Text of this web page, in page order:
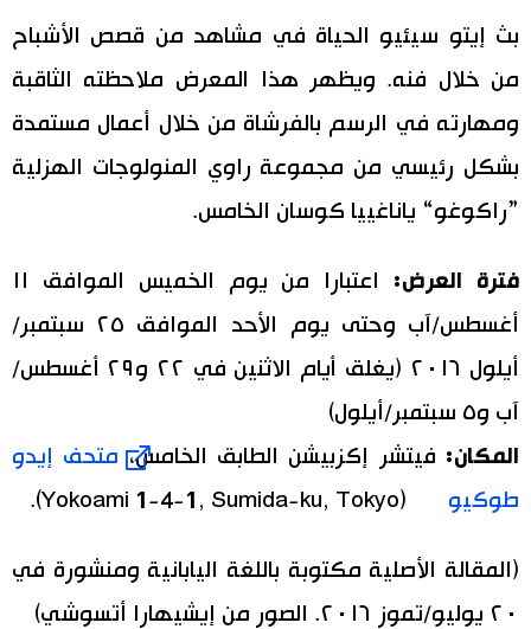
بث إيتو سيئيو الحياة في مشاهد من قصص الأشباح
من خلال فنه. ويظهر هذا المعرض ملاحظته الثاقبة
ومهارته في الرسم بالفرشاة من خلال أعمال مستمدة
بشكل رئيسي من مجموعة راوي المنولوجات الهزلية
”راكوغو“ ياناغييا كوسان الخامس.
فترة العرض:
اعتبارا من يوم الخميس الموافق ١١
أغسطس/آب وحتى يوم الأحد الموافق ٢٥ سبتمبر/
أيلول ٢٠١٦ (يغلق أيام الاثنين في ٢٢ و٢٩ أغسطس/
آب و٥ سبتمبر/أيلول)
المكان: فيتشر إكزبيشن الطابق الخامس، متحف إيدو
طوكيو
(Yokoami 1-4-1, Sumida-ku, Tokyo).
(المقالة الأصلية مكتوبة باللغة اليابانية ومنشورة في
٢٠ يوليو/تموز ٢٠١٦. الصور من إيشيهارا أتسوشي)